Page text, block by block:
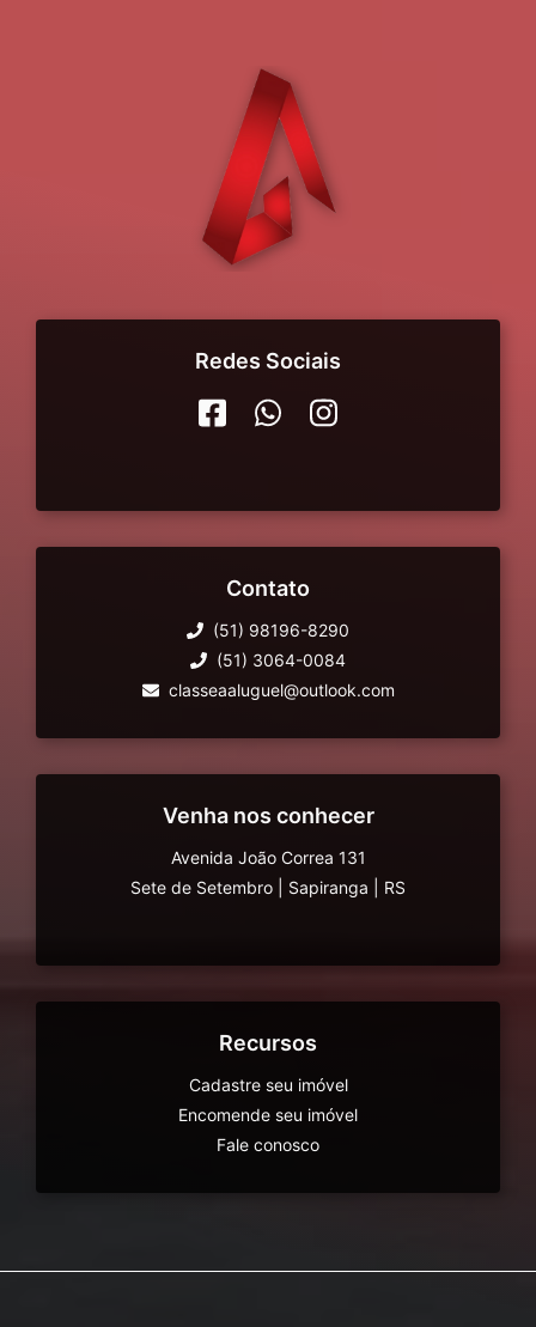
Redes Sociais
Contato
(51) 98196-8290
(51) 3064-0084
classeaaluguel@outlook.com
Venha nos conhecer
Avenida João Correa 131
Sete de Setembro
Sapiranga RS
Recursos
Cadastre seu imóvel
Encomende seu imóvel
Fale conosco